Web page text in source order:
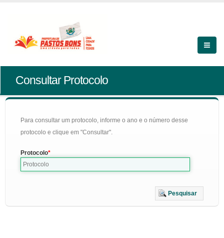
Consultar Protocolo
Para consultar um protocolo, informe o ano e o número desse
protocolo e clique em "Consultar".
Protocolo
Pesquisar